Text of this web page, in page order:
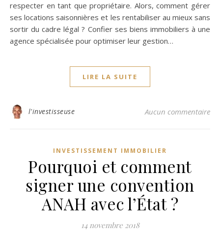
respecter en tant que propriétaire. Alors, comment gérer
ses locations saisonnières et les rentabiliser au mieux sans
sortir du cadre légal ? Confier ses biens immobiliers à une
agence spécialisée pour optimiser leur gestion…
LIRE LA SUITE
l'investisseuse Aucun commentaire
INVESTISSEMENT IMMOBILIER
Pourquoi et comment
signer une convention
ANAH avec l’État ?
14 novembre 2018